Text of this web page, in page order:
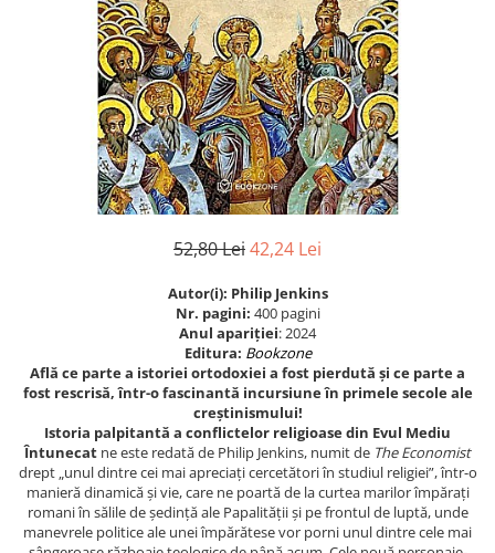
Istorie/Critica
Jurnale/Memorii
Manuale scolare/Cursuri
Spiritualitate/Ezoterism
Sport
Stiinte/Educatie
52,80 Lei42,24 Lei
Autor(i): Philip Jenkins
Nr. pagini: 400 pagini
Anul apariţiei: 2024
Editura: Bookzone
Află ce parte a istoriei ortodoxiei a fost pierdută și ce parte a
fost rescrisă, într-o fascinantă incursiune în primele secole ale
creștinismului!
Istoria palpitantă a conflictelor religioase din Evul Mediu
Întunecat ne este redată de Philip Jenkins, numit de The Economist
drept „unul dintre cei mai apreciați cercetători în studiul religiei”, într-o
manieră dinamică și vie, care ne poartă de la curtea marilor împărați
romani în sălile de ședință ale Papalității și pe frontul de luptă, unde
manevrele politice ale unei împărătese vor porni unul dintre cele mai